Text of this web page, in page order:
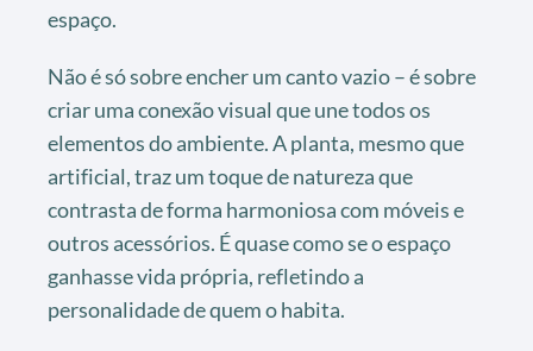
espaço.
Não é só sobre encher um canto vazio – é sobre
criar uma conexão visual que une todos os
elementos do ambiente. A planta, mesmo que
artificial, traz um toque de natureza que
contrasta de forma harmoniosa com móveis e
outros acessórios. É quase como se o espaço
ganhasse vida própria, refletindo a
personalidade de quem o habita.